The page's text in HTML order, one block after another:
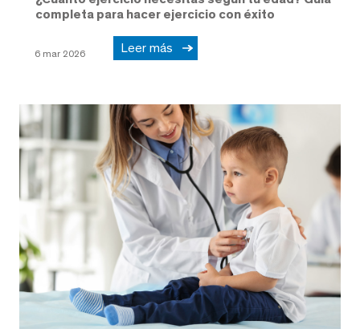
completa para hacer ejercicio con éxito
6 mar 2026 Leer más